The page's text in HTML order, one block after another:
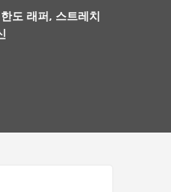
도 래퍼, 스트레치